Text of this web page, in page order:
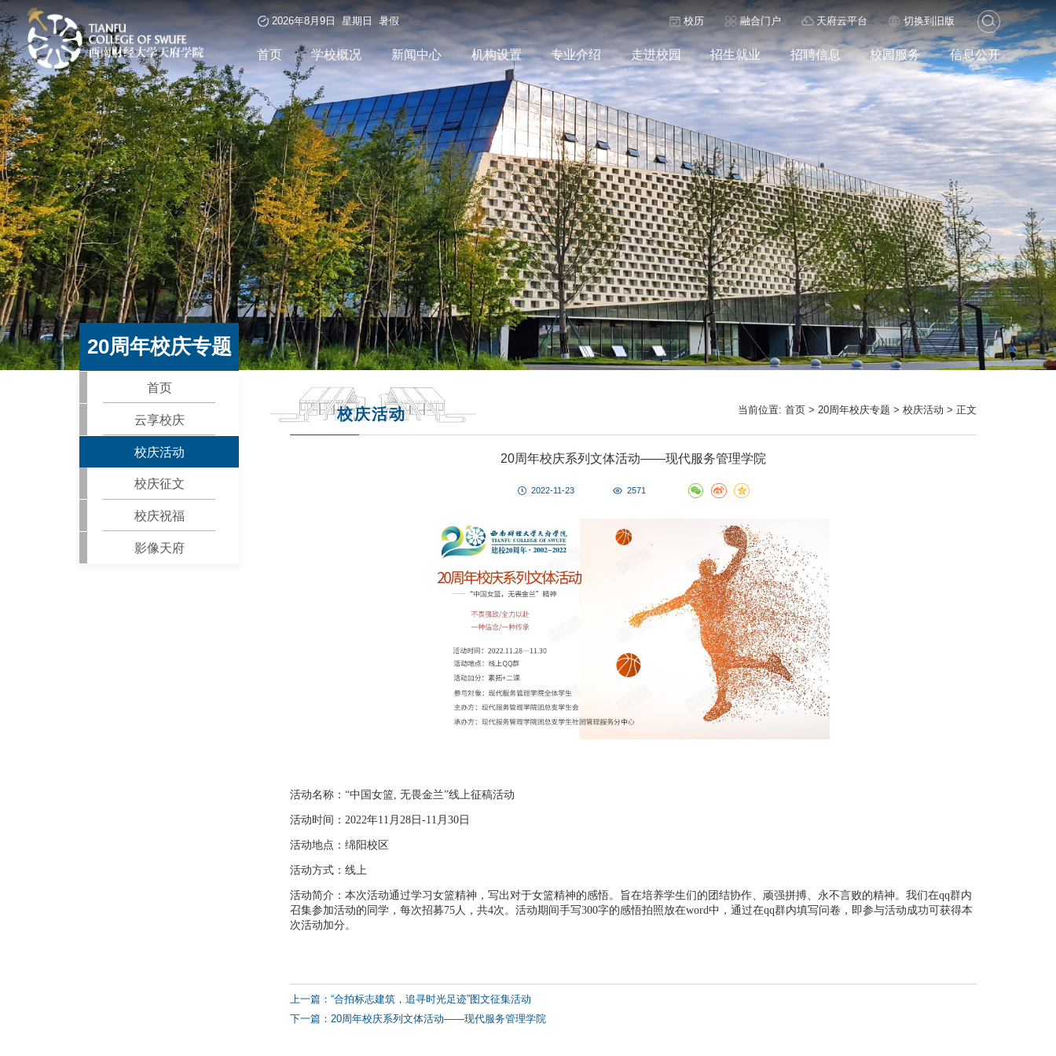
2026年8月9日 星期日 暑假 校历 融合门户 天府云平台 切换到旧版
首页 学校概况 新闻中心 机构设置 专业介绍 走进校园 招生就业 招聘信息 校园服务 信息公开
20周年校庆专题
首页
云享校庆
校庆活动
校庆征文
校庆祝福
影像天府
校庆活动 当前位置:首页 >20周年校庆专题 >校庆活动 > 正文
20周年校庆系列文体活动——现代服务管理学院
2022-11-23 2571
活动名称：“中国女篮, 无畏金兰”线上征稿活动
活动时间：2022年11月28日-11月30日
活动地点：绵阳校区
活动方式：线上
活动简介：本次活动通过学习女篮精神，写出对于女篮精神的感悟。旨在培养学生们的团结协作、顽强拼搏、永不言败的精神。我们在qq群内
召集参加活动的同学，每次招募75人，共4次。活动期间手写300字的感悟拍照放在word中，通过在qq群内填写问卷，即参与活动成功可获得本
次活动加分。
上一篇：“合拍标志建筑，追寻时光足迹”图文征集活动
下一篇：20周年校庆系列文体活动——现代服务管理学院